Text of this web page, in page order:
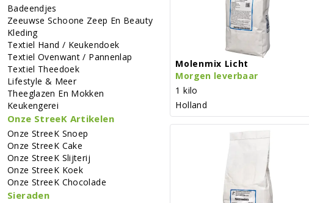
Badeendjes
Zeeuwse Schoone Zeep En Beauty
Kleding
Textiel Hand / Keukendoek
Textiel Ovenwant / Pannenlap
Textiel Theedoek
Lifestyle & Meer
Theeglazen En Mokken
Keukengerei
Onze StreeK Artikelen
Onze StreeK Snoep
Onze StreeK Cake
Onze StreeK Slijterij
Onze StreeK Koek
Onze StreeK Chocolade
Sieraden
Molenmix Licht
Morgen leverbaar
1 kilo
Holland